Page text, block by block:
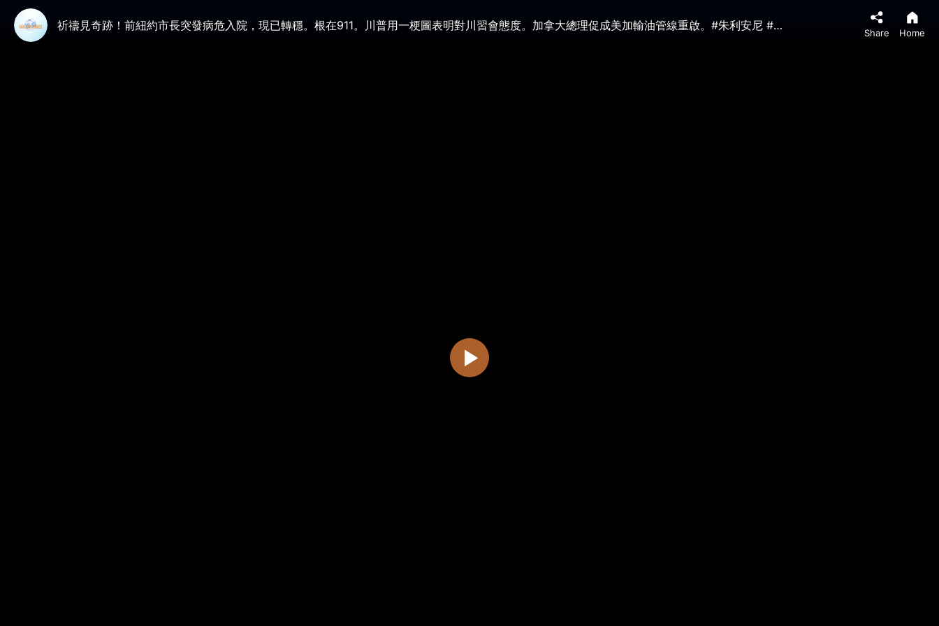
祈禱見奇跡！前紐約市長突發病危入院，現已轉穩。根在911。川普用一梗圖表明對川習會態度。加拿大總理促成美加輸油管線重啟。#朱利安尼 #川普 #習近平 | 新視野 第2333期 20260504
Share Home